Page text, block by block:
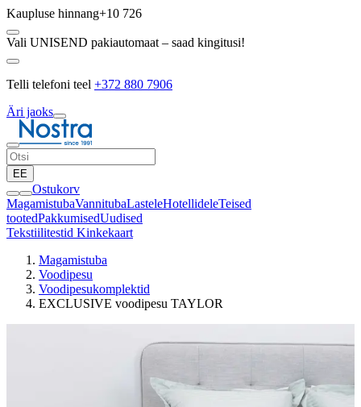
Kaupluse hinnang+10 726
Vali UNISEND pakiautomaat – saad kingitusi!
Telli telefoni teel +372 880 7906
Äri jaoks
EE
Ostukorv
MagamistubaVannitubaLasteleHotellideleTeised
tootedPakkumisedUudised
Tekstiilitestid Kinkekaart
Magamistuba
Voodipesu
Voodipesukomplektid
EXCLUSIVE voodipesu TAYLOR